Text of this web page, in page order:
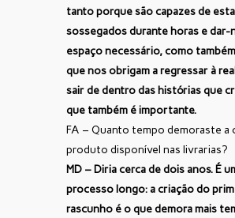
tanto porque são capazes de
sossegados durante horas e dar-
espaço necessário, como
que nos obrigam a regressar à
sair de dentro das histórias que
que também é importante.
FA – Quanto tempo demoraste a
produto disponível nas livrarias?
MD – Diria cerca de dois anos. É
processo longo: a criação do
rascunho é o que demora mais